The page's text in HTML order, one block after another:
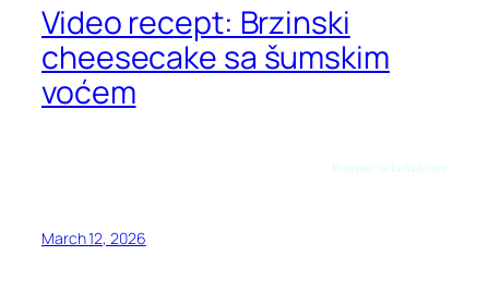
Video recept: Brzinski
cheesecake sa šumskim
voćem
Preuzeto sa kuhari.com
March 12, 2026